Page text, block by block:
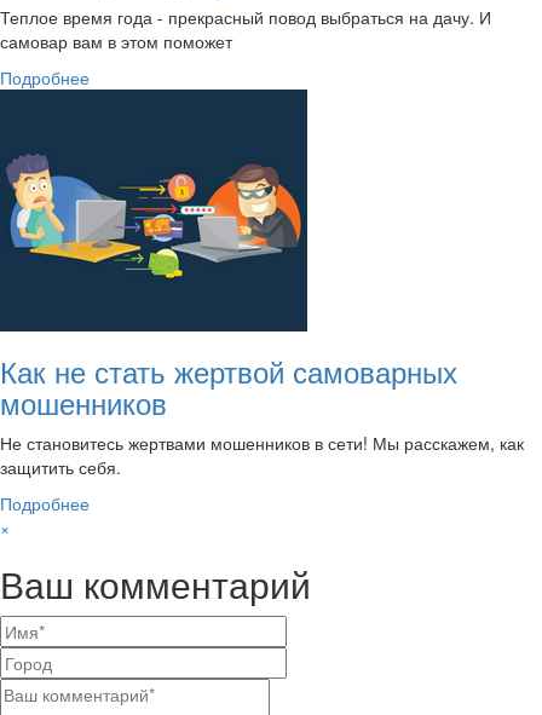
Теплое время года - прекрасный повод выбраться на дачу. И
самовар вам в этом поможет
Подробнее
Как не стать жертвой самоварных
мошенников
Не становитесь жертвами мошенников в сети! Мы расскажем, как
защитить себя.
Подробнее
×
Ваш комментарий